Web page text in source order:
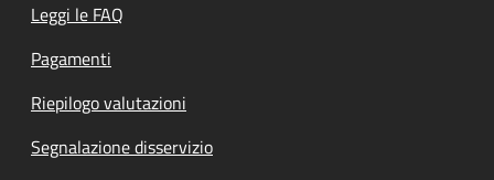
Leggi le FAQ
Pagamenti
Riepilogo valutazioni
Segnalazione disservizio